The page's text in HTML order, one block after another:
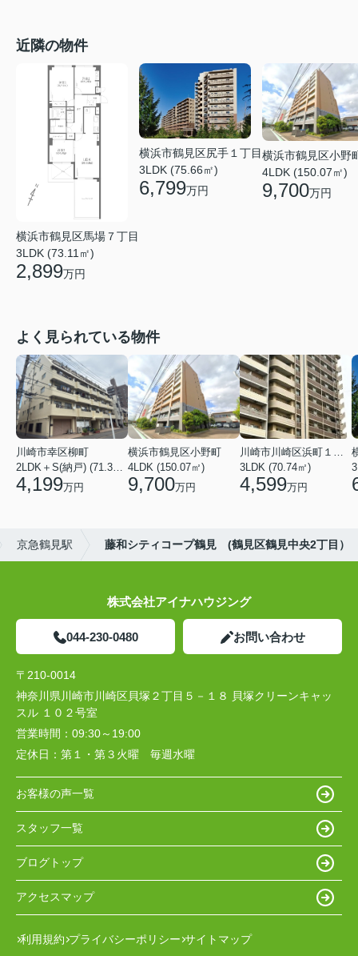
近隣の物件
横浜市鶴見区馬場７丁目
3LDK (73.11㎡)
2,899万円
横浜市鶴見区尻手１丁目
3LDK (75.66㎡)
6,799万円
横浜市鶴見区小野
4LDK (150.07㎡)
9,700万円
よく見られている物件
川崎市幸区柳町
4,199万円
横浜市鶴見区小野町
4LDK (150.07㎡)
9,700万円
3LDK (70.74㎡)
4,599万円
京急鶴見駅 藤和シティコープ鶴見 (鶴見区鶴見中央2丁目）
株式会社アイナハウジング
044-230-0480 お問い合わせ
〒210-0014
神奈川県川崎市川崎区貝塚２丁目５－１８ 貝塚クリーンキャッ
スル １０２号室
営業時間： 09:30～19:00
定休日： 第１・第３火曜 毎週水曜
お客様の声一覧
スタッフ一覧
ブログトップ
アクセスマップ
利用規約 プライバシーポリシー サイトマップ